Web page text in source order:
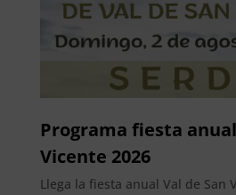
Programa fiesta
Vicente 2026
Llega la fiesta anual Val de San